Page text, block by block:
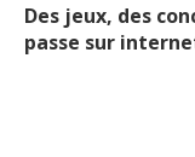
Des jeux, des
passe sur